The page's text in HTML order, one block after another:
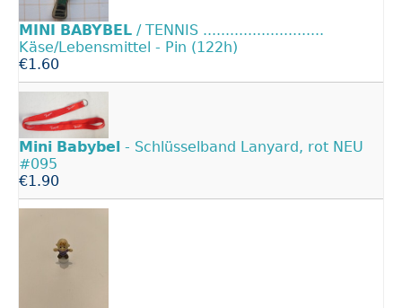
MINI BABYBEL / TENNIS ...........................
Käse/Lebensmittel - Pin (122h)
€1.60
Mini Babybel - Schlüsselband Lanyard, rot NEU
#095
€1.90